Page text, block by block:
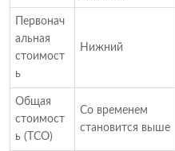
Первонач
альная
стоимост
ь
Нижний
Общая
стоимост
ь (TCO)
Со временем
становится выше